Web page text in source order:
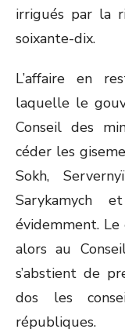
irrigués par la
soixante-dix.
L’affaire en
laquelle le
Conseil des
céder les
Sokh,
Sarykamych
évidemment. Le
alors au
s’abstient de
dos les
républiques.